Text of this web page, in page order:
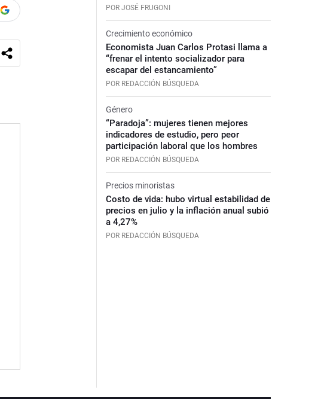
POR JOSÉ FRUGONI
Crecimiento económico
Economista Juan Carlos Protasi llama a
“frenar el intento socializador para
escapar del estancamiento”
POR REDACCIÓN BÚSQUEDA
Género
“Paradoja”: mujeres tienen mejores
indicadores de estudio, pero peor
participación laboral que los hombres
POR REDACCIÓN BÚSQUEDA
Precios minoristas
Costo de vida: hubo virtual estabilidad de
precios en julio y la inflación anual subió
a 4,27%
POR REDACCIÓN BÚSQUEDA